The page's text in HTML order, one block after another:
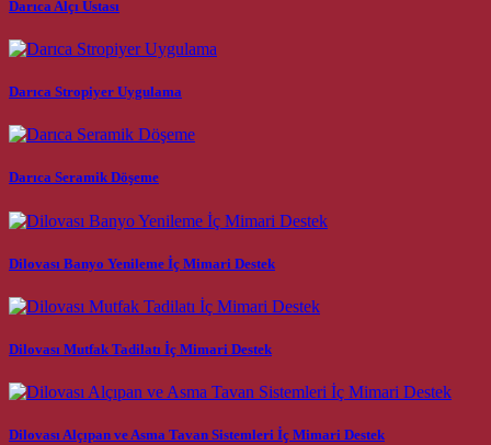
Darıca Alçı Ustası
Darıca Stropiyer Uygulama
Darıca Seramik Döşeme
Dilovası Banyo Yenileme İç Mimari Destek
Dilovası Mutfak Tadilatı İç Mimari Destek
Dilovası Alçıpan ve Asma Tavan Sistemleri İç Mimari Destek